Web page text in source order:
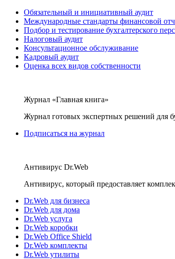
Обязательный и инициативный аудит
Международные стандарты финансовой
Подбор и тестирование бухгалтерского
Налоговый аудит
Консультационное обслуживание
Кадровый аудит
Оценка всех видов собственности
Журнал «Главная книга»
Журнал готовых экспертных решений для
Подписаться на журнал
Антивирус Dr.Web
Антивирус, который предоставляет
Dr.Web для бизнеса
Dr.Web для дома
Dr.Web услуга
Dr.Web коробки
Dr.Web Office Shield
Dr.Web комплекты
Dr.Web утилиты